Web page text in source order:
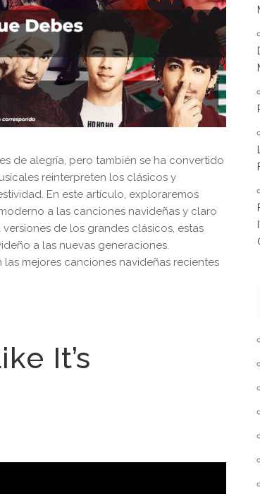
de alegría, pero también se ha convertido
reinterpreten los clásicos y
En este artículo, exploraremos
a las canciones navideñas y claro
de los grandes clásicos, estas
a las nuevas generaciones.
mejores canciones navideñas recientes
It’s